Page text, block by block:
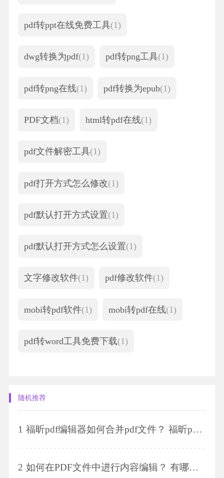
pdf转ppt在线免费工具(1)
dwg转换为pdf(1) pdf转png工具(1)
pdf转png在线(1) pdf转换为epub(1)
PDF文档(1) html转pdf在线(1)
pdf文件解密工具(1)
pdf打开方式怎么修改(1)
pdf默认打开方式设置(1)
pdf默认打开方式怎么设置(1)
文字修改软件(1) pdf修改软件(1)
mobi转pdf软件(1) mobi转pdf在线(1)
pdf转word工具免费下载(1)
随机推荐
1 福昕pdf编辑器如何合并pdf文件？ 福昕pdf编辑器的pdf合并功能怎么用？
2 如何在PDF文件中进行内容编辑？ 有哪些工具可以用来编辑PDF文件的内容？